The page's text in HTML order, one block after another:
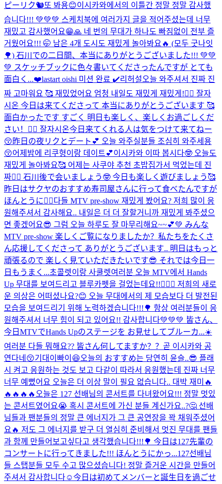
ピーリク🐿또 봐용😊이시카와에서의 이틀간 정말 정말 감사했
습니다!!! 💚💚💚 스케치북에 여러가지 글을 적어주셨는데 너무
재밌고 감사했어요😁🙏 네 번의 무대가 하나도 빠짐없이 전부 즐
거웠어요!!! 🤭 남은 4개 도시도 재밌게 놀아봐요🔥 (모두 굿나잇
🌳) 石川での二日間、本当にありがとうございました!!! 💚💚
💚 スケッチブックに色々書いてくださったんですが とても
面白く...❤️lastart oishi 미션 완료 ✔️리허설 오늘 와주셔서 진짜 진
짜 고마워요 🥰 재밌었어요 엄청 내일도 재밌게 재밌게!👍🏻 잘자
시온 今日は来てくださって 本当にありがとうございます 🥰
面白かったです すごく 明日も楽しく、楽しくお過ごしくだ
さい！👍🏻 잘자시온今日来てくれる人は気をつけて来てねー
😚昨日の夜リクとデート💕 오늘 와주실분들 조심히 와주세용
😚어제밤에 리쿠형이랑 데이트💕이시카와 이따 봅시다🤓 오늘도
재밌게 놀아봐요🥰 어제는 사쿠야 추천 초밥집가서 먹었는데 진
짜👍🏻 石川後で会いましょう🤓 今日も楽しく遊びましょう🥰
昨日はサクヤのおすすめ寿司屋さんに行って食べたんですが
ほんとうに👍🏻다들 MTV pre-show 재밌게 봤어요? 저희 많이 응
원해주셔서 감사해요.. 내일은 더 더 잘할거니까 재밌게 봐주셨으
면 좋겠어요😎 그럼 오늘 하루도 잘 마무리해요~~💕💚 みんな
MTV pre-show 楽しくご覧になりましたか？私たちをたくさ
ん応援してくださって ありがとうございます.. 明日はもっと
頑張るので 楽しく見ていただきたいです😎 それでは今日一
日もうまく...초콜렛이랑 사쿨렛여러분 오늘 MTV에서 Hands
Up 무대를 보여드리고 블루카펫을 걸었는데요!!🙋🏻‍♂️ 저희의 새로
운 의상은 어떠셨나요?😊 오늘 무대에서의 제 모습보다 더 발전된
모습을 보여드리기 위해 노력하겠습니다!!!🌳 항상 여러분들이 응
원해주셔서 너무 힘이 되고 있어요!! 감사합니다💚💚💚 皆さん、
今日MTVでHands Upのステージを お見せしてブルーカ...☀️
여러분 다들 뭐해요?? 皆さん何してますか？？ 곧 이시카와 공
연다네😚기대이빠이😆오늘의 おすすめ는 당연히 윤슬..😎 플래
시 켜고 응원하는 것도 보고 다같이 따라서 응원했는데 진짜 너무
너무 예뻤어요 오늘은 더 이상 말이 필요 없습니다.. 대박 재미🔥
🔥🔥🔥🔥 오늘은 127 선배님의 콘서트를 다녀왔어요!!! 정말 멋있
는 콘서트였어요😭 혹시 콘서트에 가신 분들 계신가요..?🤔 선배
님들과 팬분들의 정말 큰 에너지가 그 큰 공연장을 꽉 채워주셨어
요🔥 저도 그 에너지를 받구 더 열심히 준비해서 멋진 무대를 팬들
과 함께 만들어보고싶다고 생각했습니다!!!🌳 今日は127先輩の
コンサートに行ってきました!!! ほんとうにかっ...127선배님
들 스탭분들 모두 수고 많으셨습니다! 정말 즐거운 시간을 만들어
주셔서 감사합니다☺️今日は初めてメンバーと誕生日を過ごせ